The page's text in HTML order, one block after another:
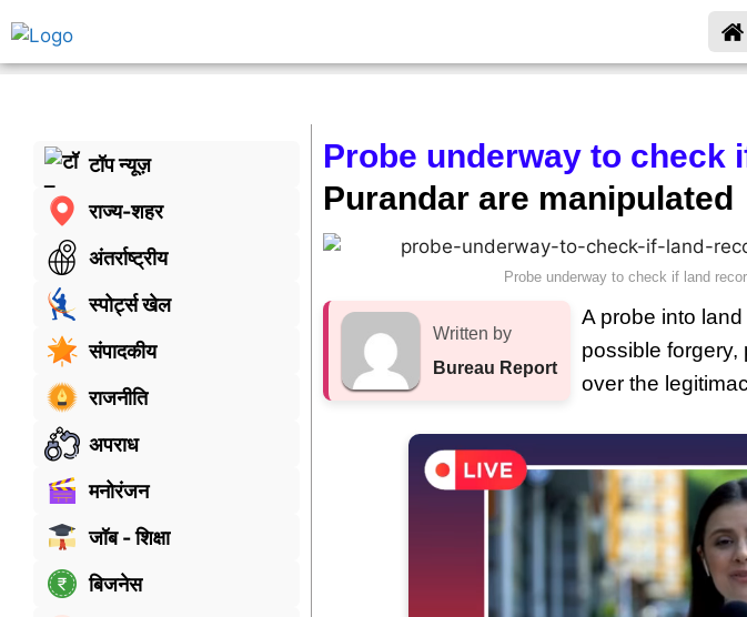
टॉप न्यूज़
राज्य-शहर
अंतर्राष्ट्रीय
स्पोर्ट्स खेल
संपादकीय
राजनीति
अपराध
मनोरंजन
जॉब - शिक्षा
बिजनेस
Probe underway to check
Purandar are manipulated
Probe underway to check if land
Written by
Bureau Report
A probe into
possible
over the